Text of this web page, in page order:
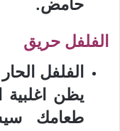
الفلفل حريق
الفلفل
يظن
طعامك